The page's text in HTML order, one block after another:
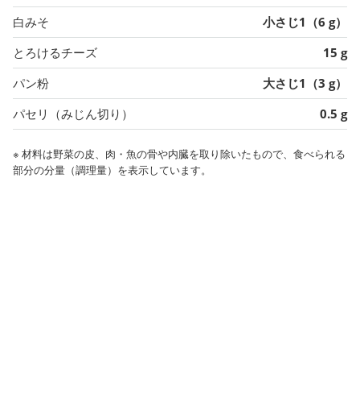
白みそ
小さじ1（6 g）
とろけるチーズ
15 g
パン粉
大さじ1（3 g）
パセリ（みじん切り）
0.5 g
※ 材料は野菜の皮、肉・魚の骨や内臓を取り除いたもので、食べられる
部分の分量（調理量）を表示しています。